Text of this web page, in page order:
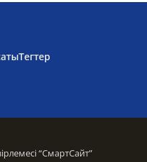
Тегтер
“СмартСайт”